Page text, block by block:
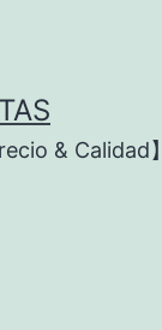
& Calidad】